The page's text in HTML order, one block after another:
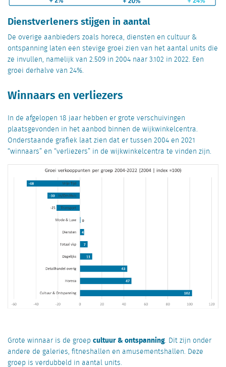
Dienstverleners stijgen in aantal
De overige aanbieders zoals horeca, diensten en cultuur &
ontspanning laten een stevige groei zien van het aantal units die
ze invullen, namelijk van 2.509 in 2004 naar 3.102 in 2022. Een
groei derhalve van 24%.
Winnaars en verliezers
In de afgelopen 18 jaar hebben er grote verschuivingen
plaatsgevonden in het aanbod binnen de wijkwinkelcentra.
Onderstaande grafiek laat zien dat er tussen 2004 en 2021
“winnaars” en “verliezers” in de wijkwinkelcentra te vinden zijn.
Grote winnaar is de groepcultuur & ontspanning. Dit zijn onder
andere de galeries, fitneshallen en amusementshallen. Deze
groep is verdubbeld in aantal units.